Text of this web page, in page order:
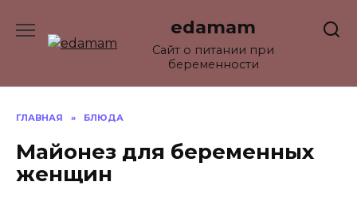
содержанию
edamam
Сайт о питании при
беременности
ГЛАВНАЯ » БЛЮДА
Майонез для беременных
женщин